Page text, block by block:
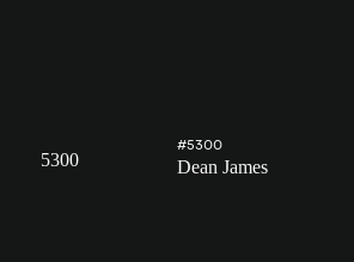
5300
#5300
Dean James